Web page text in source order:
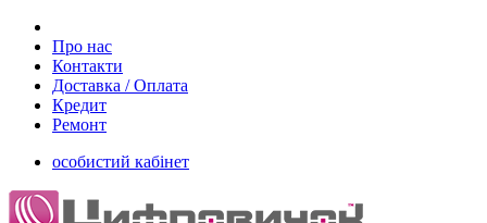
Про нас
Контакти
Доставка / Оплата
Кредит
Ремонт
особистий кабінет